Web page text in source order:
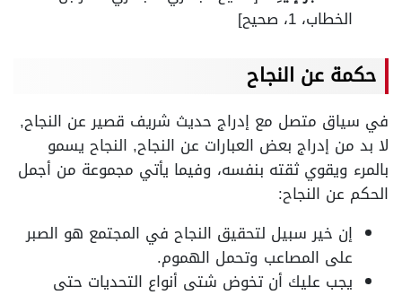
الخطاب، 1، صحيح]
حكمة عن النجاح
في سياق متصل مع إدراج حديث شريف قصير عن النجاح,
لا بد من إدراج بعض العبارات عن النجاح, النجاح يسمو
بالمرء ويقوي ثقته بنفسه، وفيما يأتي مجموعة من أجمل
الحكم عن النجاح:
إن خير سبيل لتحقيق النجاح في المجتمع هو الصبر
على المصاعب وتحمل الهموم.
يجب عليك أن تخوض شتى أنواع التحديات حتى